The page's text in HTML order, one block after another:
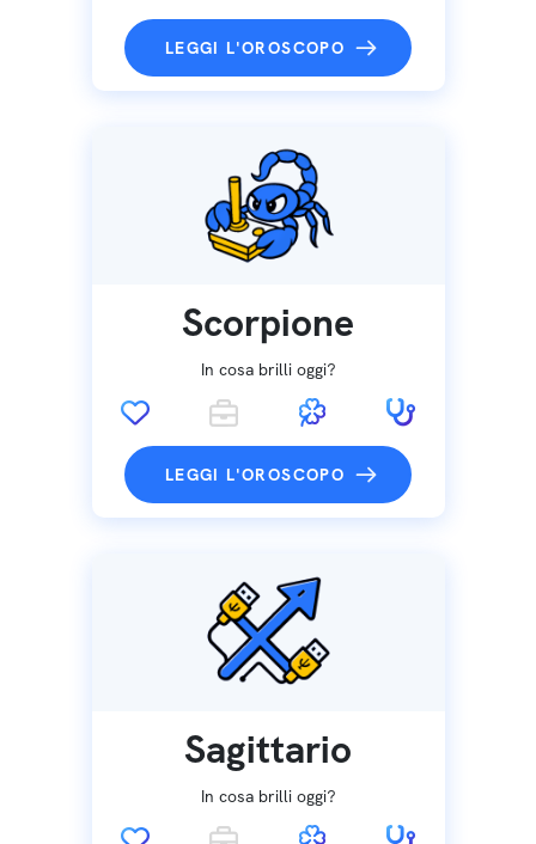
LEGGI L'OROSCOPO
Scorpione
In cosa brilli oggi?
LEGGI L'OROSCOPO
Sagittario
In cosa brilli oggi?